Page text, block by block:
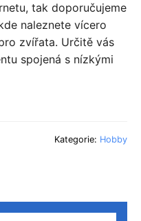
tak doporučujeme
naleznete vícero
zvířata. Určitě vás
spojená s nízkými
Kategorie: Hobby